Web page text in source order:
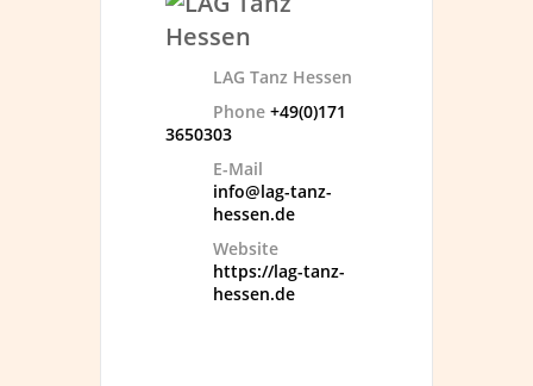
LAG Tanz Hessen
Phone +49(0)171
3650303
E-Mail
info@lag-tanz-
hessen.de
Website
https://lag-tanz-
hessen.de